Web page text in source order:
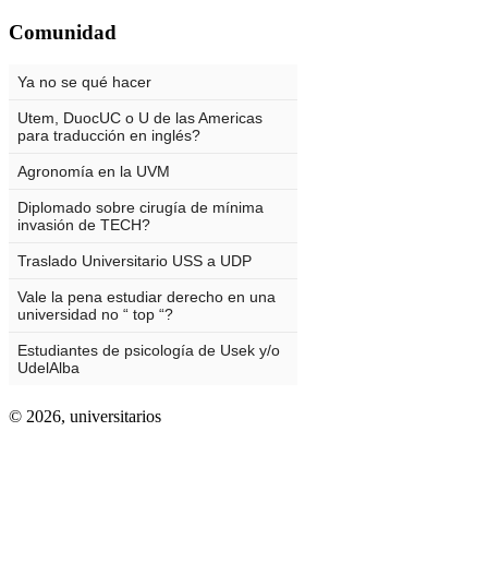
Comunidad
© 2026, universitarios